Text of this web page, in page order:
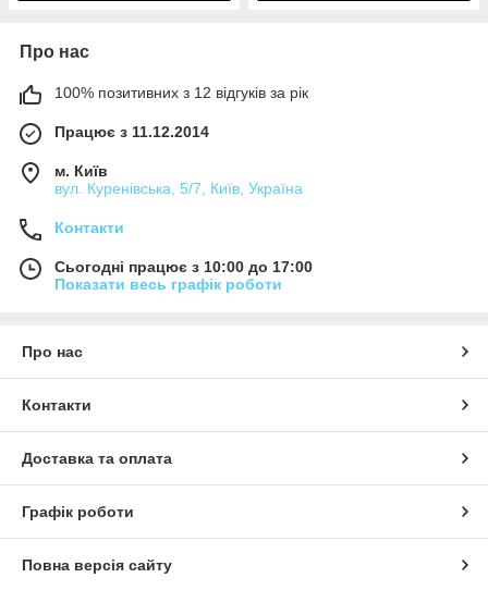
Про нас
100% позитивних з 12 відгуків за рік
Працює з 11.12.2014
м. Київ
вул. Куренівська, 5/7, Київ, Україна
Контакти
Сьогодні працює з 10:00 до 17:00
Показати весь графік роботи
Про нас
Контакти
Доставка та оплата
Графік роботи
Повна версія сайту